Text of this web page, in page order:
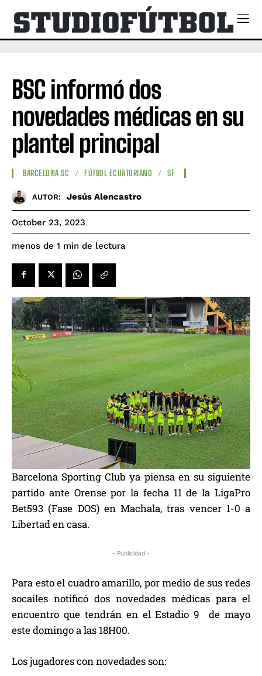
BSC informó dos
novedades médicas en su
plantel principal
BARCELONA SC FÚTBOL ECUATORIANO SF
AUTOR: Jesús Alencastro
October 23, 2023
menos de 1 min de lectura
Barcelona Sporting Club ya piensa en su siguiente
partido ante Orense por la fecha 11 de la LigaPro
Bet593 (Fase DOS) en Machala, tras vencer 1-0 a
Libertad en casa.
- Publicidad -
Para esto el cuadro amarillo, por medio de sus redes
socailes notificó dos novedades médicas para el
encuentro que tendrán en el Estadio 9 de mayo
este domingo a las 18H00.
Los jugadores con novedades son: